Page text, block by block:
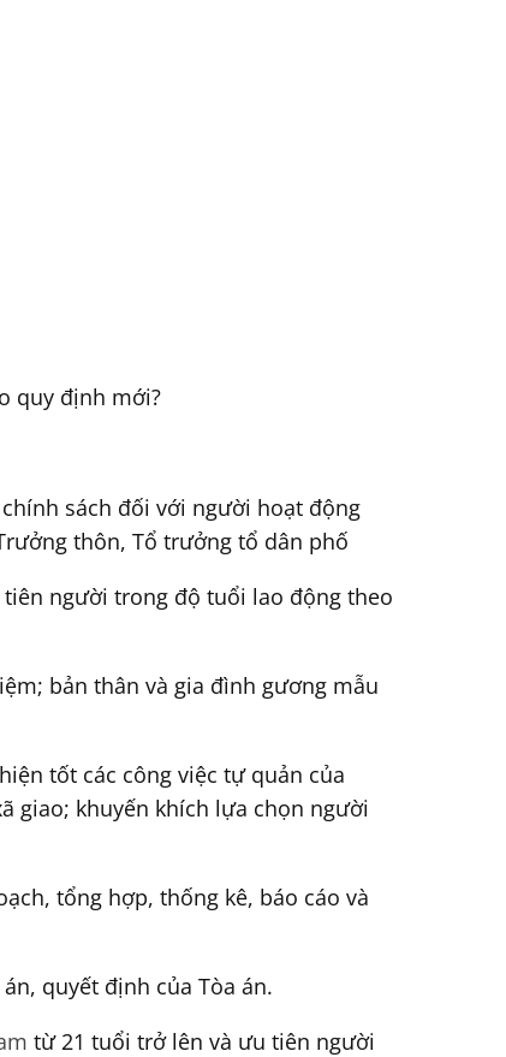
quy định mới?
sách đối với người hoạt động
thôn, Tổ trưởng tổ dân phố
người trong độ tuổi lao động theo
bản thân và gia đình gương mẫu
tốt các công việc tự quản của
giao; khuyến khích lựa chọn người
tổng hợp, thống kê, báo cáo và
quyết định của Tòa án.
từ 21 tuổi trở lên và ưu tiên người